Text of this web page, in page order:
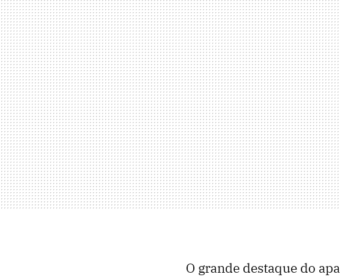
O grande destaque do